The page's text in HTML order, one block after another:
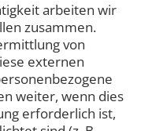
arbeiten wir
zusammen.
von
externen
weiter, wenn dies
erforderlich ist,